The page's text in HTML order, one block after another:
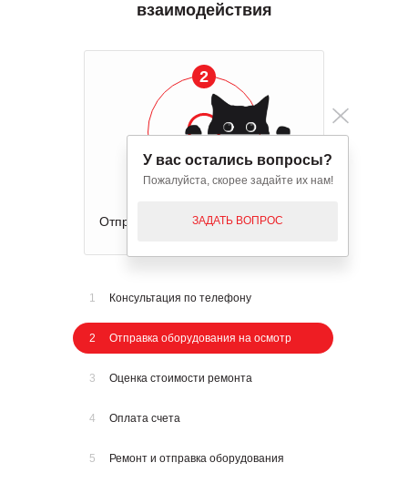
взаимодействия
2
Отправка оборудования на осмотр
1 Консультация по телефону
2 Отправка оборудования на осмотр
3 Оценка стоимости ремонта
4 Оплата счета
5 Ремонт и отправка оборудования
У вас остались вопросы?
Пожалуйста, скорее задайте их нам!
ЗАДАТЬ ВОПРОС